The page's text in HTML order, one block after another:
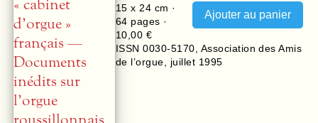
15 x 24 cm ·
64 pages ·
10,00 €
ISSN 0030-5170 Association des Amis
de l’orgue
juillet 1995